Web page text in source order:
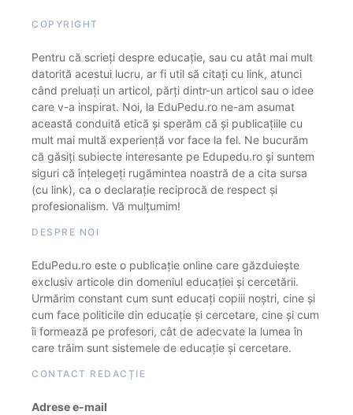
COPYRIGHT
Pentru că scrieți despre educație, sau cu atât mai mult
datorită acestui lucru, ar fi util să citați cu link, atunci
când preluați un articol, părți dintr-un articol sau o idee
care v-a inspirat. Noi, la EduPedu.ro ne-am asumat
această conduită etică și sperăm că și publicațiile cu
mult mai multă experiență vor face la fel. Ne bucurăm
că găsiți subiecte interesante pe Edupedu.ro și suntem
siguri că înțelegeți rugămintea noastră de a cita sursa
(cu link), ca o declarație reciprocă de respect și
profesionalism. Vă mulțumim!
DESPRE NOI
EduPedu.ro este o publicație online care găzduiește
exclusiv articole din domeniul educației și cercetării.
Urmărim constant cum sunt educați copiii noștri, cine și
cum face politicile din educație și cercetare, cine și cum
îi formează pe profesori, cât de adecvate la lumea în
care trăim sunt sistemele de educație și cercetare.
CONTACT REDACȚIE
Adrese e-mail